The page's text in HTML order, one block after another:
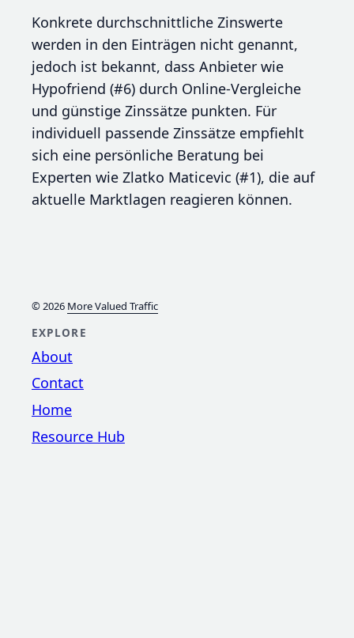
Konkrete durchschnittliche Zinswerte
werden in den Einträgen nicht genannt,
jedoch ist bekannt, dass Anbieter wie
Hypofriend (#6) durch Online-Vergleiche
und günstige Zinssätze punkten. Für
individuell passende Zinssätze empfiehlt
sich eine persönliche Beratung bei
Experten wie Zlatko Maticevic (#1), die auf
aktuelle Marktlagen reagieren können.
© 2026 More Valued Traffic
EXPLORE
About
Contact
Home
Resource Hub